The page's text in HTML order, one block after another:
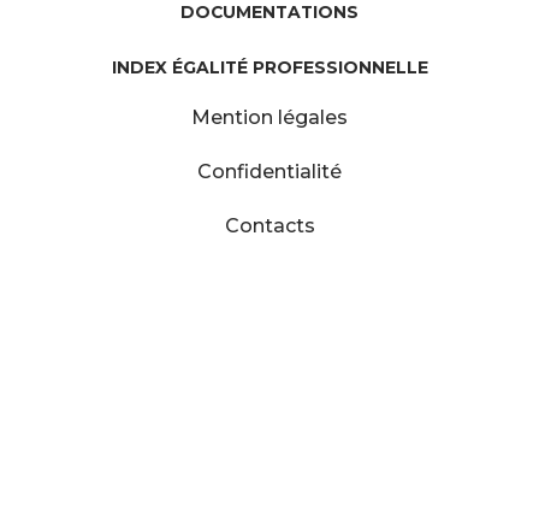
DOCUMENTATIONS
INDEX ÉGALITÉ PROFESSIONNELLE
Mention légales
Confidentialité
Contacts